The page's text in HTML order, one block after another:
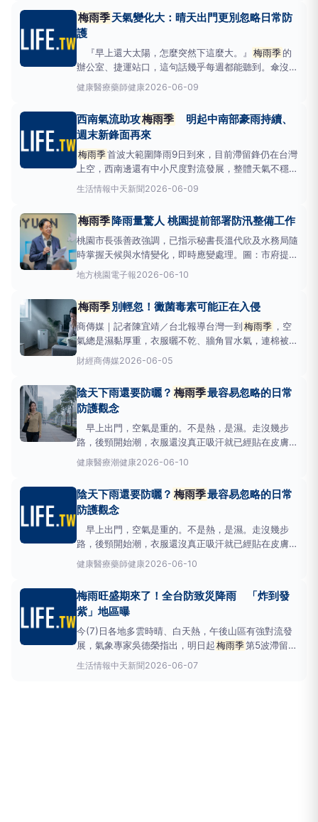
洋高壓逐漸增強，今年的梅雨季結束。&n
梅雨季天氣變化大：晴天出門更別忽略日常防
護
『早上還大太陽，怎麼突然下這麼大。』 梅雨季的
辦公室、捷運站口，這句話幾乎每週都能聽到。傘沒
帶，不是忘了，是早上出門時天氣確實沒有問題。 圖
說：面對夏季多變天氣，備傘不只為了擋雨，也能為日
梅雨季的降雨，有很大一部分屬於午後對流雨。與其
他季節
健康醫療藥師健康2026-06-09
西南氣流助攻梅雨季
明起中南部豪雨持續、
週末新鋒面再來
梅雨季首波大範圍降雨9日到來，目前滯留鋒仍在台灣
上空，西南邊還有中小尺度對流發展，整體天氣不穩
定，花東山區、中南部地區10日留意局部大雨或豪
雨，12日有新鋒面為西半部地區、東半部山區帶來雨
（圖／中央氣象署提供）中央氣象署氣象預報中心副主
任伍婉華表示，
生活情報中天新聞2026-06-09
梅雨季降雨量驚人 桃園提前部署防汛整備工作
桃園市長張善政強調，已指示秘書長溫代欣及水務局隨
時掌握天候與水情變化，即時應變處理。圖：市府提供
桃園市長張善政今（10）日上午主持市政會議時表
示，近期天候不穩、連日降雨，市府已提前完成各項防
汛物資備置及抽水設備整備
地方桃園電子報2026-06-10
梅雨季別輕忽！黴菌毒素可能正在入侵
商傳媒｜記者陳宜靖／台北報導台灣一到梅雨季 ，空
氣總是濕黏厚重，衣服曬不乾、牆角冒水氣，連棉被都
帶著潮味。許多人在這段期間會開始出現容易疲累、頻
繁鼻塞、反覆咳嗽、腸胃不舒服、頭暈、注意力變差等
適，但其實，真正容易被忽略的問題可能來自潮濕
財經商傳媒2026-06-05
陰天下雨還要防曬？ 梅雨季最容易忽略的日常
防護觀念
早上出門，空氣是重的。不是熱，是濕。走沒幾步
路，後頸開始潮，衣服還沒真正吸汗就已經貼在皮膚
上。這種黏膩感不像盛夏流汗後那麼直接，卻常常一路
跟著人從出門到回家，怎麼甩都甩不掉。不少人在這個
吧？」 圖說：面對梅雨季的濕悶與紫外線，物理防
曬穿搭已成為
健康醫療潮健康2026-06-10
陰天下雨還要防曬？ 梅雨季最容易忽略的日常
防護觀念
早上出門，空氣是重的。不是熱，是濕。走沒幾步
路，後頸開始潮，衣服還沒真正吸汗就已經貼在皮膚
上。這種黏膩感不像盛夏流汗後那麼直接，卻常常一路
跟著人從出門到回家，怎麼甩都甩不掉。不少人在這個
吧？」 圖說：面對 梅雨季的濕悶與紫外線，物理防
曬穿搭已成為
健康醫療藥師健康2026-06-10
梅雨旺盛期來了！全台防致災降雨 「炸到發
紫」地區曝
今(7)日各地多雲時晴、白天熱，午後山區有強對流發
展，氣象專家吳德榮指出，明日起梅雨季第5波滯留鋒
南北徘徊，雨勢將持續一整週，全台慎防劇烈天氣及致
災性降雨的威脅。鋒面與西南風影響下，各地降雨機率
生活情報中天新聞2026-06-07